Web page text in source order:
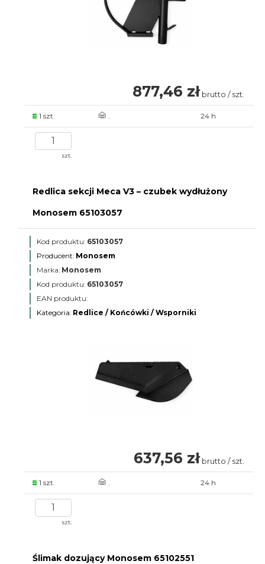
877,46 zł brutto / szt.
1 szt. . 24 h
szt.
Redlica sekcji Meca V3 – czubek wydłużony
Monosem 65103057
Kod produktu: 65103057
Producent: Monosem
Marka: Monosem
Kod produktu: 65103057
EAN produktu:
Kategoria: Redlice / Końcówki / Wsporniki
637,56 zł brutto / szt.
1 szt. . 24 h
szt.
Ślimak dozujący Monosem 65102551